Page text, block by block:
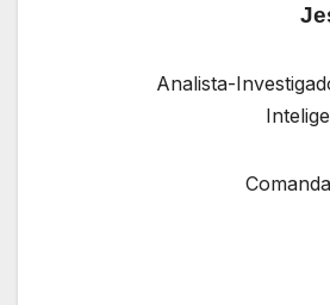
Analista-